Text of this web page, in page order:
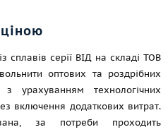
сплавів серії ВІД на складі ТОВ
оптових та роздрібних
урахуванням технологічних
включення додаткових витрат.
за потреби проходить